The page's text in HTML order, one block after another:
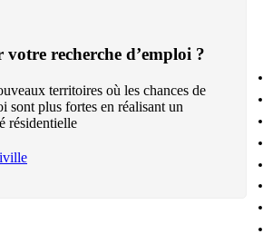
recherche d’emploi ?
territoires où les chances de
sont plus fortes en réalisant un
résidentielle